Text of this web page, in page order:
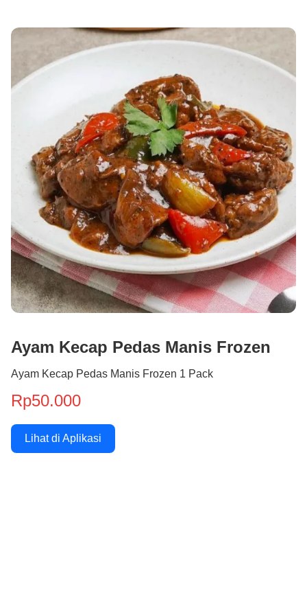
Ayam Kecap Pedas Manis Frozen
Ayam Kecap Pedas Manis Frozen 1 Pack
Rp50.000
Lihat di Aplikasi